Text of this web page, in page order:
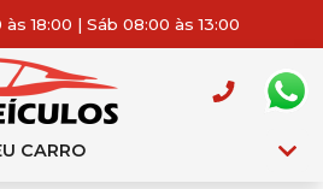
18:00 | Sáb 08:00 às 13:00
CARRO